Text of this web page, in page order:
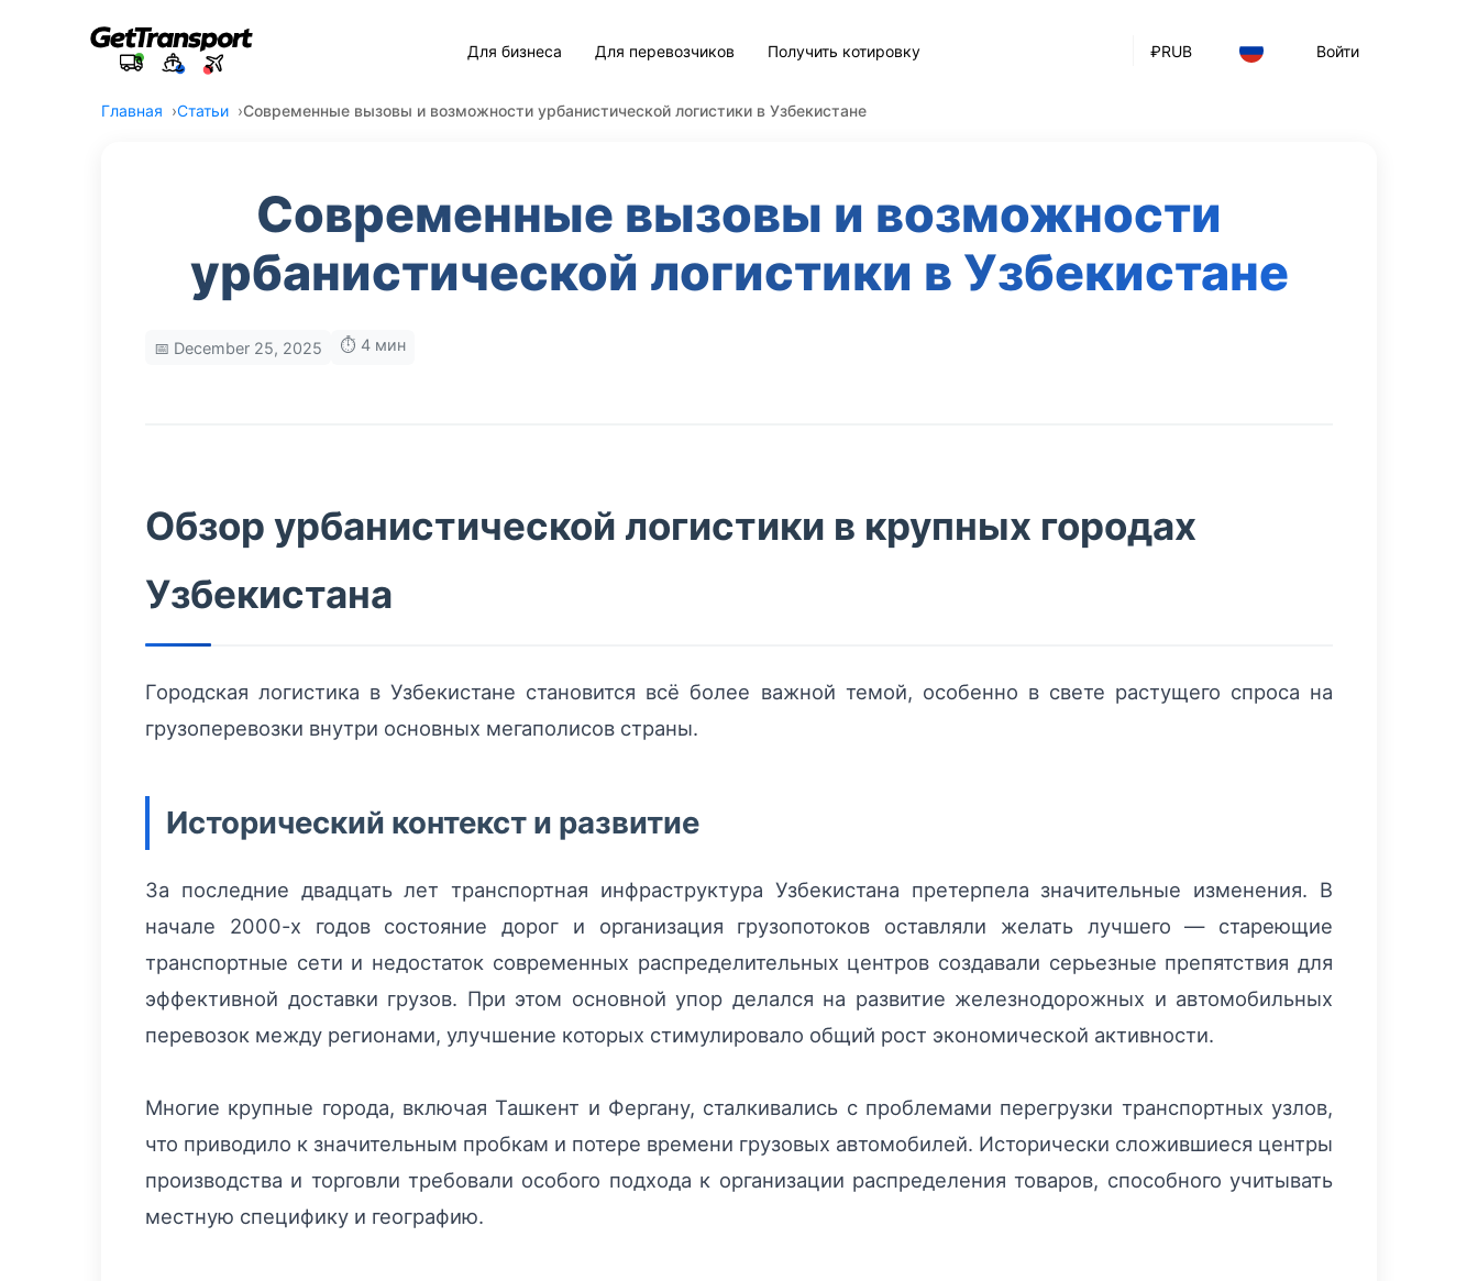
₽RUB Войти
Для бизнеса Для перевозчиков Получить котировку
Главная Статьи Современные вызовы и возможности урбанистической логистики в Узбекистане
Современные вызовы и возможности
урбанистической логистики в Узбекистане
📅 December 25, 2025 ⏱️ 4 мин
Обзор урбанистической логистики в крупных городах
Узбекистана
Городская логистика в Узбекистане становится всё более важной темой, особенно в свете растущего спроса на
грузоперевозки внутри основных мегаполисов страны.
Исторический контекст и развитие
За последние двадцать лет транспортная инфраструктура Узбекистана претерпела значительные изменения. В
начале 2000-х годов состояние дорог и организация грузопотоков оставляли желать лучшего — стареющие
транспортные сети и недостаток современных распределительных центров создавали серьезные препятствия для
эффективной доставки грузов. При этом основной упор делался на развитие железнодорожных и автомобильных
перевозок между регионами, улучшение которых стимулировало общий рост экономической активности.
Многие крупные города, включая Ташкент и Фергану, сталкивались с проблемами перегрузки транспортных узлов,
что приводило к значительным пробкам и потере времени грузовых автомобилей. Исторически сложившиеся центры
производства и торговли требовали особого подхода к организации распределения товаров, способного учитывать
местную специфику и географию.